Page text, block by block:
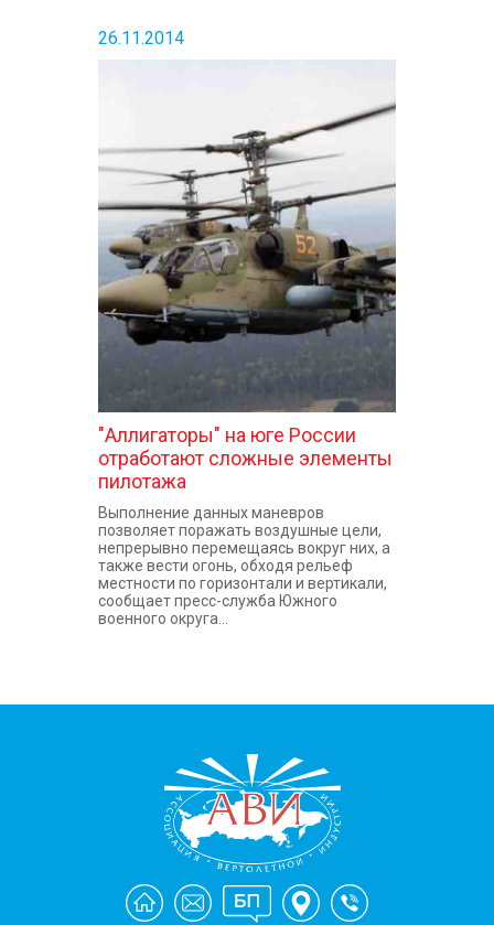
26.11.2014
"Аллигаторы" на юге России
отработают сложные элементы
пилотажа
Выполнение данных маневров
позволяет поражать воздушные цели,
непрерывно перемещаясь вокруг них, а
также вести огонь, обходя рельеф
местности по горизонтали и вертикали,
сообщает пресс-служба Южного
военного округа...